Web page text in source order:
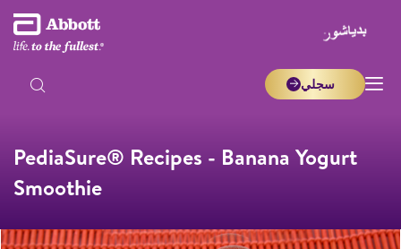
سجلي
PediaSure® Recipes - Banana Yogurt
Smoothie